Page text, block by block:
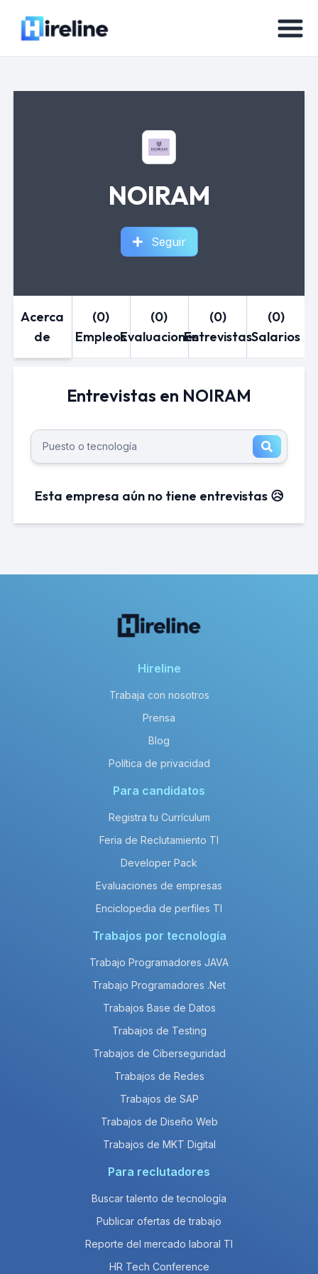
NOIRAM
Seguir
Acerca
de
(0)
Empleos
(0)
Evaluaciones
(0)
Entrevistas
(0)
Salarios
Entrevistas en NOIRAM
Esta empresa aún no tiene entrevistas 😥
Hireline
Trabaja con nosotros
Prensa
Blog
Política de privacidad
Para candidatos
Registra tu Currículum
Feria de Reclutamiento TI
Developer Pack
Evaluaciones de empresas
Enciclopedia de perfiles TI
Trabajos por tecnología
Trabajo Programadores JAVA
Trabajo Programadores .Net
Trabajos Base de Datos
Trabajos de Testing
Trabajos de Ciberseguridad
Trabajos de Redes
Trabajos de SAP
Trabajos de Diseño Web
Trabajos de MKT Digital
Para reclutadores
Buscar talento de tecnología
Publicar ofertas de trabajo
Reporte del mercado laboral TI
HR Tech Conference